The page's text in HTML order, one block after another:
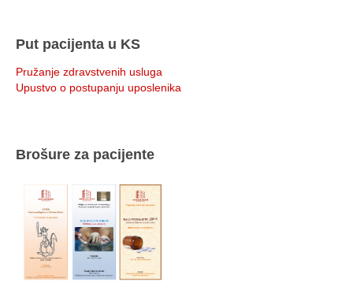
Put pacijenta u KS
Pružanje zdravstvenih usluga
Upustvo o postupanju uposlenika
Brošure za pacijente